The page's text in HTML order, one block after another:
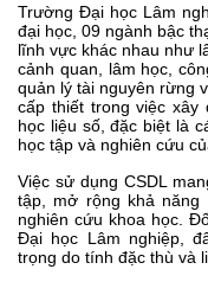
Trường Đại học Lâm
đại học, 09 ngành bậc
lĩnh vực khác nhau như
cảnh quan, lâm học,
quản lý tài nguyên rừng
cấp thiết trong việc xây
học liệu số, đặc biệt là
học tập và nghiên cứu
Việc sử dụng CSDL
tập, mở rộng khả
nghiên cứu khoa học.
Đại học Lâm nghiệp,
trọng do tính đặc thù và